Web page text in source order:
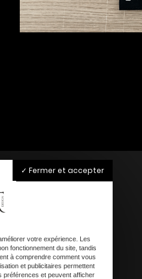
Fermer et accepter
votre expérience. Les
fonctionnement du site, tandis
à comprendre comment vous
et publicitaires permettent
préférences et peuvent afficher